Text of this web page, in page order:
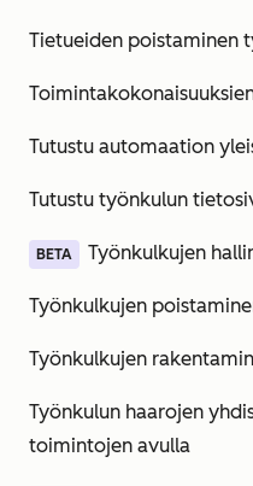
Tietueiden poistaminen
Tutustu automaation
Tutustu työnkulun
BETA Työnkulkujen
Työnkulkujen
Työnkulkujen
Työnkulun haarojen
toimintojen avulla